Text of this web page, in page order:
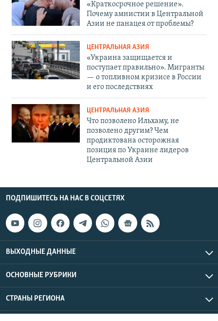
«Краткосрочное решение».
Почему амнистии в Центральной
Азии не панацея от проблемы?
ЦЕНТРАЛЬНАЯ АЗИЯ
«Украина защищается и
поступает правильно». Мигранты
— о топливном кризисе в России
и его последствиях
ЦЕНТРАЛЬНАЯ АЗИЯ
Что позволено Ильхаму, не
позволено другим? Чем
продиктована осторожная
позиция по Украине лидеров
Центральной Азии
ПОДПИШИТЕСЬ НА НАС В СОЦСЕТЯХ
ВЫХОДНЫЕ ДАННЫЕ
ОСНОВНЫЕ РУБРИКИ
СТРАНЫ РЕГИОНА